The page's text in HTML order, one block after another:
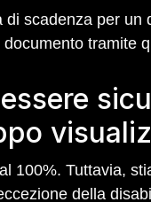
scadenza per
tramite
100%. Tuttavia,
della